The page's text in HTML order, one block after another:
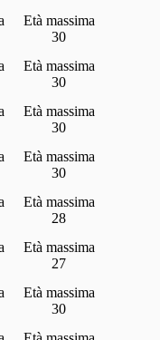
30
30
30
30
28
27
30